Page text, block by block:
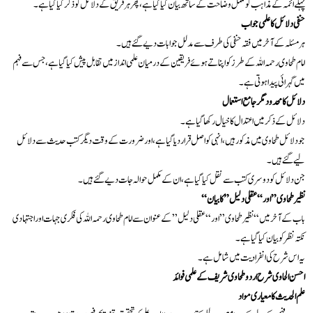
پہلے ائمہ کے مذاہب کو مکمل وضاحت کے ساتھ بیان کیا گیا ہے، پھر ہر فریق کے دلائل کو ذکر کیا گیا ہے۔
حنفی دلائل کا علمی جواب
ہر مسئلہ کے آخر میں فقہ حنفی کی طرف سے مدلل جوابات دیے گئے ہیں۔
امام طحاوی رحمہ اللہ کے طرز کو اپناتے ہوئے فریقین کے درمیان علمی انداز میں تقابل پیش کیا گیا ہے، جس سے فہم
میں گہرائی پیدا ہوتی ہے۔
دلائل کا محدود مگر جامع استعمال
دلائل کے ذکر میں اعتدال کا خیال رکھا گیا ہے۔
جو دلائل طحاوی میں مذکور ہیں، انہی کو اصل قرار دیا گیا ہے، اور ضرورت کے وقت دیگر کتب حدیث سے دلائل
لیے گئے ہیں۔
جن دلائل کو دوسری کتب سے نقل کیا گیا ہے، ان کے مکمل حوالہ جات دیے گئے ہیں۔
“نظیر طحاوی” اور “عقلی دلیل” کا بیان
باب کے آخر میں “نظیر طحاوی” اور “عقلی دلیل” کے عنوان سے امام طحاوی رحمہ اللہ کی فکری جہات اور اجتہادی
نکتہ نظر کو بیان کیا گیا ہے۔
یہ اس شرح کی انفرادیت میں شامل ہے۔
احسن الحاوی شرح اردو طحاوی شریف کے علمی فوائد
علم الحدیث کا معیاری مواد